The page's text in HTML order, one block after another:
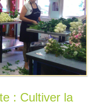
: Cultiver la